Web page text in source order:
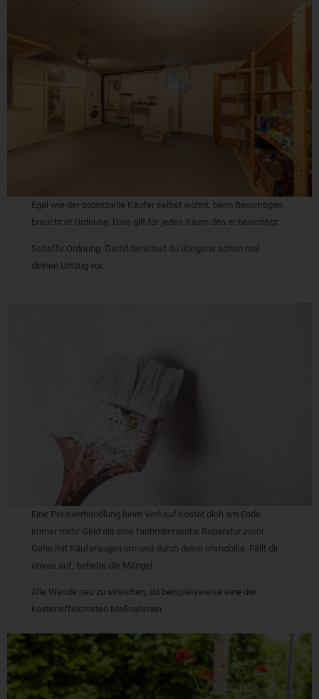
Egal wie der potenzielle Käufer selbst wohnt, beim Besichtigen
braucht er Ordnung. Dies gilt für jeden Raum den er besichtigt.
Schaffe Ordnung. Damit bereitest du übrigens schon mal
deinen Umzug vor.
Eine Preisverhandlung beim Verkauf kostet dich am Ende
immer mehr Geld als eine fachmännische Reparatur zuvor.
Gehe mit Käuferaugen um und durch deine Immobilie. Fällt dir
etwas auf, behebe die Mängel.
Alle Wände neu zu streichen, ist beispielsweise eine der
kosteneffektivsten Maßnahmen.